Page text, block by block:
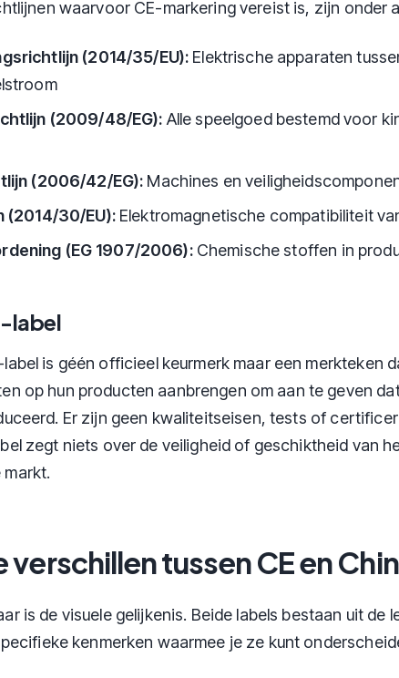
waarvoor CE-markering vereist is, zijn onder
(2014/35/EU): Elektrische apparaten
(2009/48/EG): Alle speelgoed bestemd voor
(2006/42/EG): Machines en
(2014/30/EU):Elektromagnetische compatibiliteit
(EG 1907/2006):Chemische stoffen in
label
is géén officieel keurmerk maar een merkteken
op hun producten aanbrengen om aan te geven
Er zijn geen kwaliteitseisen, tests of
zegt niets over de veiligheid of geschiktheid van
markt.
verschillen tussen CE en
is de visuele gelijkenis. Beide labels bestaan uit de
kenmerken waarmee je ze kunt